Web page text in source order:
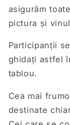
asigurăm
pictura și
Participanții
ghidați astfel
tablou.
Cea mai
destinate